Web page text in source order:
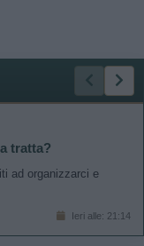
tratta?
ad organizzarci e
Ieri alle: 21:14